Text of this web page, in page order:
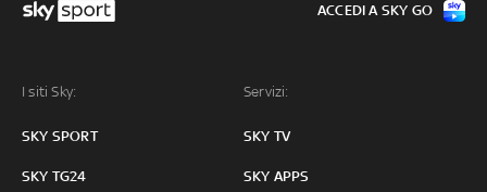
I siti Sky:
SKY SPORT
SKY TG24
Servizi:
SKY TV
SKY APPS
ACCEDI A SKY GO